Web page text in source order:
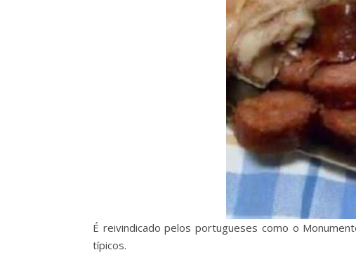
É reivindicado pelos portugueses como o
típicos.